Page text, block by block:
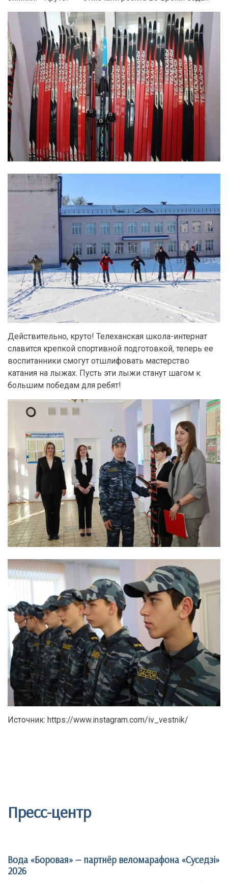
Действительно, круто! Телеханская школа-интернат
славится крепкой спортивной подготовкой, теперь ее
воспитанники смогут отшлифовать мастерство
катания на лыжах. Пусть эти лыжи станут шагом к
большим победам для ребят!
Источник: https://www.instagram.com/iv_vestnik/
Пресс-центр
Вода «Боровая» — партнёр веломарафона «Суседзi»
2026